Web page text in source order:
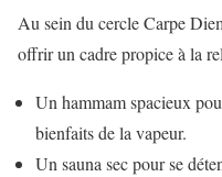
Au sein du cercle Carpe
offrir un cadre propice à la
Un hammam spacieux
bienfaits de la vapeur.
Un sauna sec pour se